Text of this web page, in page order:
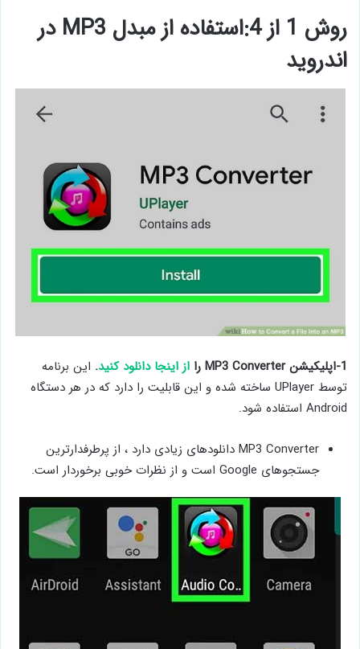
روش 1 از 4:استفاده از مبدل MP3 در
اندروید
1-اپلیکیشن MP3 Converter را از اینجا دانلود کنید. این برنامه
توسط UPlayer ساخته شده و این قابلیت را دارد که در هر دستگاه
Android استفاده شود.
MP3 Converter دانلودهای زیادی دارد ، از پرطرفدارترین
جستجوهای Google است و از نظرات خوبی برخوردار است.